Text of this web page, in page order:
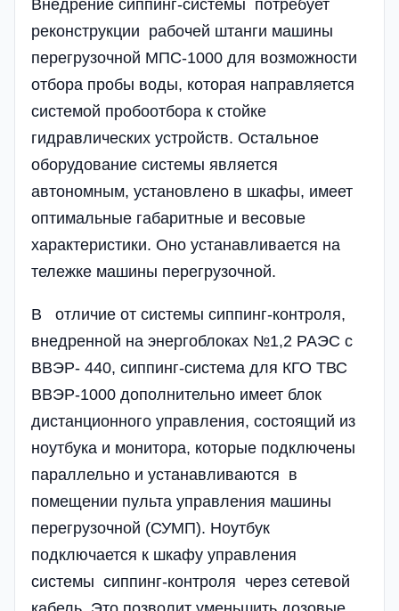
Внедрение сиппинг-системы потребует
реконструкции рабочей штанги машины
перегрузочной МПС-1000 для возможности
отбора пробы воды, которая направляется
системой пробоотбора к стойке
гидравлических устройств. Остальное
оборудование системы является
автономным, установлено в шкафы, имеет
оптимальные габаритные и весовые
характеристики. Оно устанавливается на
тележке машины перегрузочной.
В отличие от системы сиппинг-контроля,
внедренной на энергоблоках №1,2 РАЭС с
ВВЭР- 440, сиппинг-система для КГО ТВС
ВВЭР-1000 дополнительно имеет блок
дистанционного управления, состоящий из
ноутбука и монитора, которые подключены
параллельно и устанавливаются в
помещении пульта управления машины
перегрузочной (СУМП). Ноутбук
подключается к шкафу управления
системы сиппинг-контроля через сетевой